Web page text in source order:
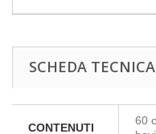
SCHEDA TECNICA
CONTENUTI
60